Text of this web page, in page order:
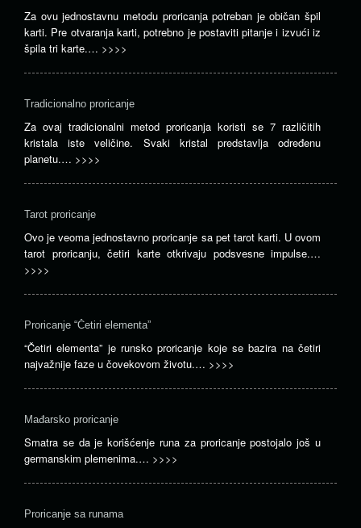
Za ovu jednostavnu metodu proricanja potreban je običan špil
karti. Pre otvaranja karti, potrebno je postaviti pitanje i izvući iz
špila tri karte.… >>>>
Tradicionalno proricanje
Za ovaj tradicionalni metod proricanja koristi se 7 različitih
kristala iste veličine. Svaki kristal predstavlja određenu
planetu.… >>>>
Tarot proricanje
Ovo je veoma jednostavno proricanje sa pet tarot karti. U ovom
tarot proricanju, četiri karte otkrivaju podsvesne impulse.…
>>>>
Proricanje “Četiri elementa”
“Četiri elementa” je runsko proricanje koje se bazira na četiri
najvažnije faze u čovekovom životu.… >>>>
Mađarsko proricanje
Smatra se da je korišćenje runa za proricanje postojalo još u
germanskim plemenima.… >>>>
Proricanje sa runama